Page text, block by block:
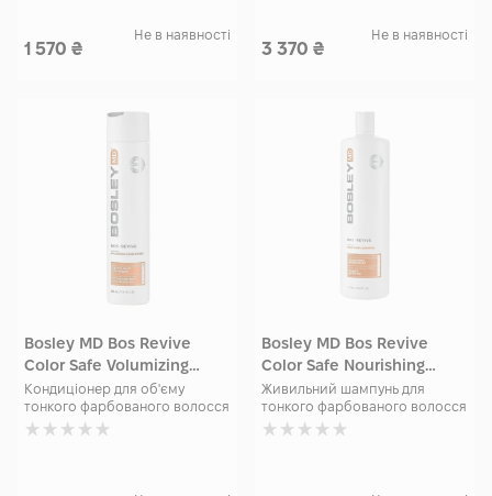
1 570 ₴
Не в наявності
3 370 ₴
Не в наявності
Bosley MD Bos Revive
Color Safe Volumizing
Conditioner 300 мл
Кондиціонер для об'єму
тонкого фарбованого волосся
Bosley MD Bos Revive
Color Safe Nourishing
Shampoo 1000 мл
Живильний шампунь для
тонкого фарбованого волосся